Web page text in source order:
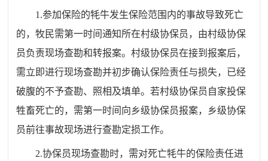
1.参加保险的牦牛发生保险范围内的事故导致死亡
的，牧民需第一时间通知所在村级协保员，由村级协保
员负责现场查勘和转报案。村级协保员在接到报案后，
需立即进行现场查勘并初步确认保险责任与损失，已经
破腹的不予查勘、照相及填单。若村级协保员自家投保
牲畜死亡的，需第一时间向乡级协保员报案，乡级协保
员前往事故现场进行查勘定损工作。
2.协保员现场查勘时，需对死亡牦牛的保险责任进